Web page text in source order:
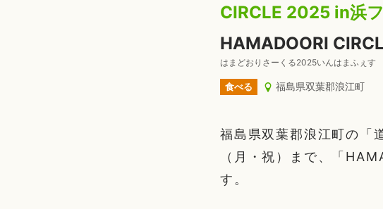
CIRCLE 2025 in浜
HAMADOORI
はまどおりさーくる2025いんはまふぇす
食べる 福島県双葉郡浪江町
福島県双葉郡浪江町の「
（月・祝）まで、「
す。